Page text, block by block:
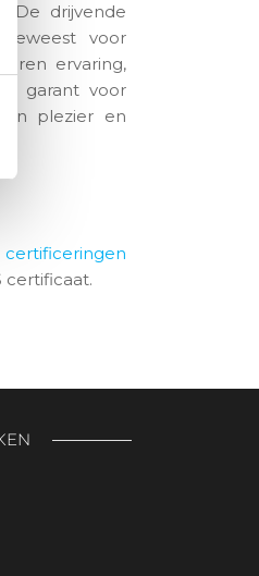
De drijvende
voor
ervaring,
garant voor
plezier en
certificeringen
certificaat.